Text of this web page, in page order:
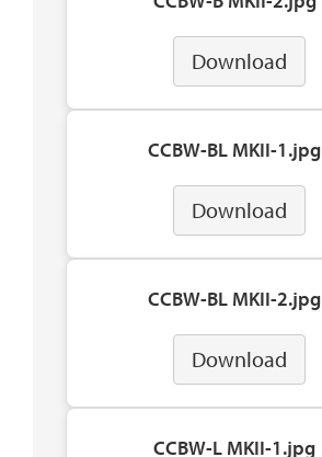
Download
CCBW-BL MKII-1.jpg
Download
CCBW-BL MKII-2.jpg
Download
CCBW-L MKII-1.jpg